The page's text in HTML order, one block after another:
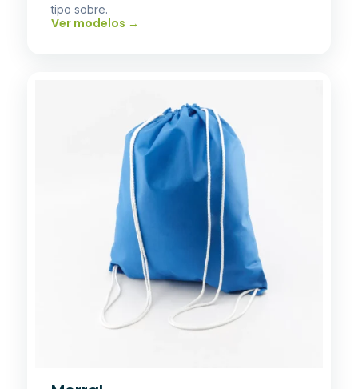
tipo sobre.
Ver modelos →